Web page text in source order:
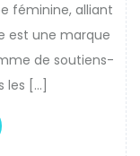
féminine, alliant
est une marque
de soutiens-
les […]